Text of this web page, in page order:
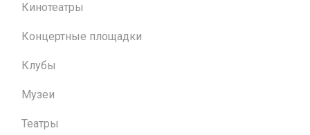
Кинотеатры
Концертные площадки
Клубы
Музеи
Театры